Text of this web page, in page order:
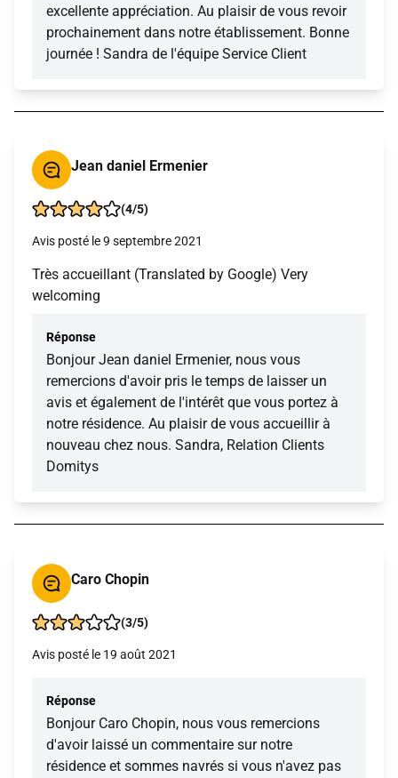
excellente appréciation. Au plaisir de vous revoir
prochainement dans notre établissement. Bonne
journée ! Sandra de l'équipe Service Client
Jean daniel Ermenier
(4/5)
Avis posté le 9 septembre 2021
Très accueillant (Translated by Google) Very
welcoming
Réponse
Bonjour Jean daniel Ermenier, nous vous
remercions d'avoir pris le temps de laisser un
avis et également de l'intérêt que vous portez à
notre résidence. Au plaisir de vous accueillir à
nouveau chez nous. Sandra, Relation Clients
Domitys
Caro Chopin
(3/5)
Avis posté le 19 août 2021
Réponse
Bonjour Caro Chopin, nous vous remercions
d'avoir laissé un commentaire sur notre
résidence et sommes navrés si vous n'avez pas